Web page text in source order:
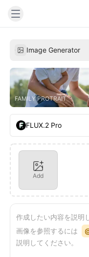
Image Generator
FAMILY PROTRAIT
FLUX.2 Pro
Add
作成したい内容を説明
画像を参照するには
説明してください。